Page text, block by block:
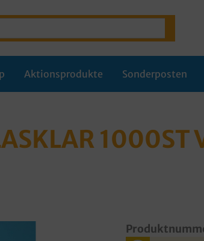
Aktionsprodukte Sonderposten
1000ST